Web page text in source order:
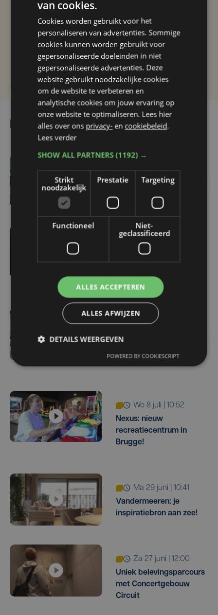
Taalfout opgemerkt?
Heb je een taal- of schrijffout opgemerkt in dit
artikel?
Laat het ons weten
Lees ook
wo 22 juli | 11:50
Zomersolden bij Sleeplife
Diemas: bakkersfamilie
zee
za 18 juli
Zomersolden bij Sleeplife
Oostende
wo 8 juli | 10:52
Nexus: nieuw
recreatiecentrum in
Brugge!
ma 29 juni | 10:41
Vandermeeren: je
inspiratiebron aan zee!
za 27 juni | 12:00
Uniek belevingsparcours
met Concertgebouw
Circuit
van cookies.
Cookies worden gebruikt voor het
personaliseren van advertenties. Sommige
cookies kunnen worden gebruikt voor
gepersonaliseerde doeleinden in niet
gepersonaliseerde advertenties. Deze
website gebruikt noodzakelijke cookies
om de website te verbeteren en
analytische cookies om jouw ervaring op
onze website te optimaliseren. Lees hier
alles over ons privacy- en cookiebeleid.
Lees verder
SHOW ALL PARTNERS(1192) →
Strikt
noodzakelijk
Prestatie Targeting
Functioneel
Niet-
geclassificeerd
ALLES ACCEPTEREN
ALLES AFWIJZEN
DETAILS WEERGEVEN
POWERED BY COOKIESCRIPT